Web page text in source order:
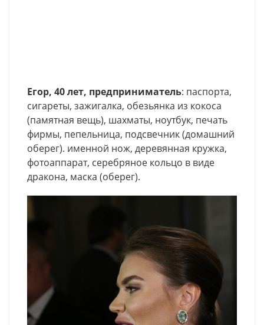
Егор, 40 лет, предприниматель: паспорта,
сигареты, зажигалка, обезьянка из кокоса
(памятная вещь), шахматы, ноутбук, печать
фирмы, пепельница, подсвечник (домашний
оберег). именной нож, деревянная кружка,
фотоаппарат, серебряное кольцо в виде
дракона, маска (оберег).